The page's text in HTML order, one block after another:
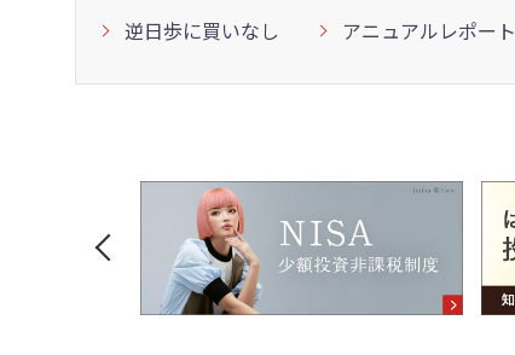
逆日歩に買いなし
アニュアルレポート